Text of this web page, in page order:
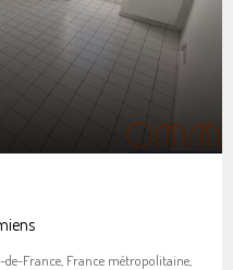
de-France, France métropolitaine,